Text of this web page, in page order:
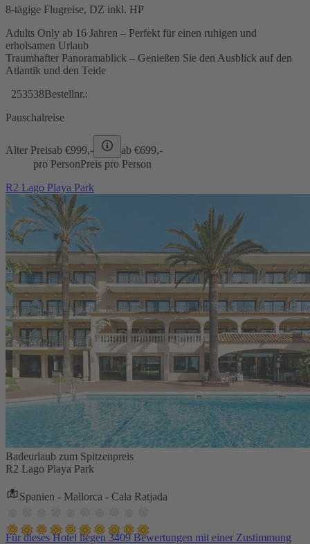
8-tägige Flugreise, DZ inkl. HP
Adults Only ab 16 Jahren – Perfekt für einen ruhigen und
erholsamen Urlaub
Traumhafter Panoramablick – Genießen Sie den Ausblick auf den
Atlantik und den Teide
253538Bestellnr.:
Pauschalreise
Alter Preisab €999,- ab €699,-
pro PersonPreis pro Person
R2 Lago Playa Park
Badeurlaub zum Spitzenpreis
R2 Lago Playa Park
Spanien - Mallorca - Cala Ratjada
Für dieses Hotel liegen 3409 Bewertungen mit einer Zustimmung